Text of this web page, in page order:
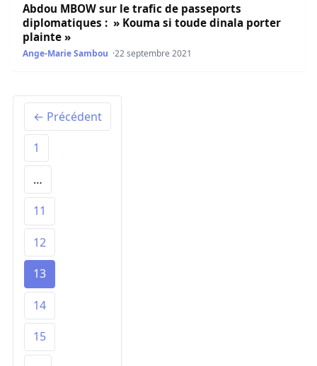
Abdou MBOW sur le trafic de passeports
diplomatiques : » Kouma si toude dinala porter
plainte »
Ange-Marie Sambou 22 septembre 2021
← Précédent
1
…
11
12
13
14
15